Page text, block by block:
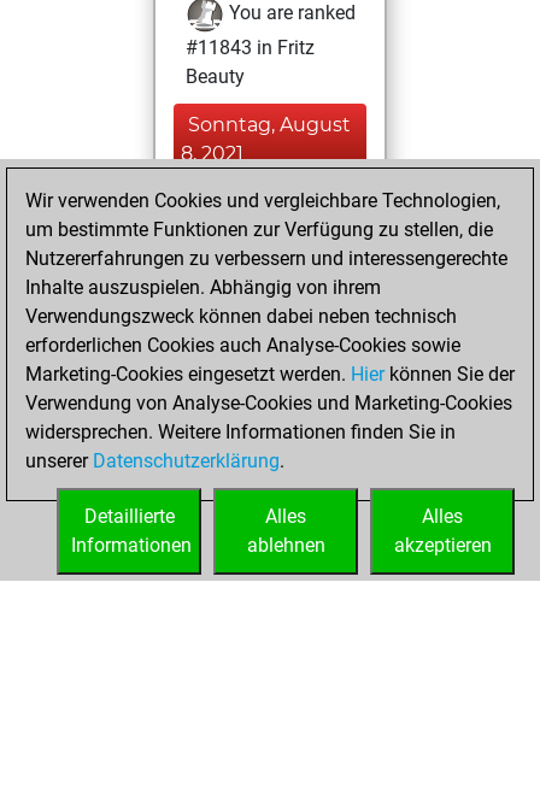
You are ranked
#11843 in Fritz
Beauty
Sonntag, August
8, 2021
You achieved a
BeautyScore of 16
Fritz
achieved a new Elo
of 1598
Sonntag, Juli 11,
2021
You created
your Fritz account
Wir verwenden Cookies und vergleichbare Technologien,
um bestimmte Funktionen zur Verfügung zu stellen, die
Nutzererfahrungen zu verbessern und interessengerechte
Inhalte auszuspielen. Abhängig von ihrem
Verwendungszweck können dabei neben technisch
erforderlichen Cookies auch Analyse-Cookies sowie
Marketing-Cookies eingesetzt werden. Hierkönnen Sie der
Verwendung von Analyse-Cookies und Marketing-Cookies
widersprechen. Weitere Informationen finden Sie in
unserer Datenschutzerklärung.
Alles
akzeptieren
Alles
ablehnen
Detaillierte
Informationen